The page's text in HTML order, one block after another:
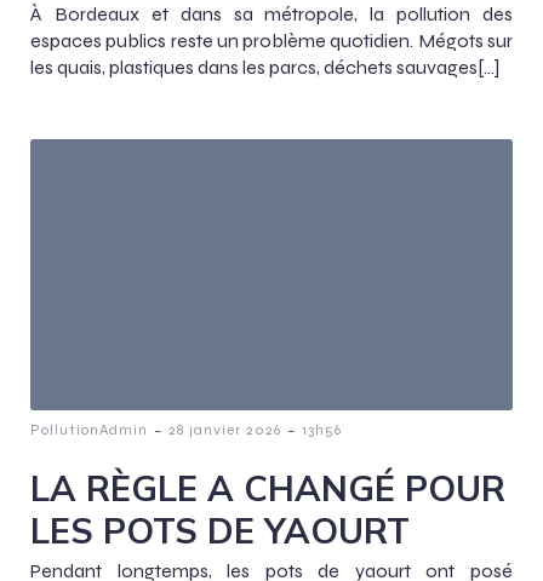
À Bordeaux et dans sa métropole, la pollution des
espaces publics reste un problème quotidien. Mégots sur
les quais, plastiques dans les parcs, déchets sauvages[…]
PollutionAdmin - 28 janvier 2026 - 13h56
LA RÈGLE A CHANGÉ POUR
LES POTS DE YAOURT
Pendant longtemps, les pots de yaourt ont posé